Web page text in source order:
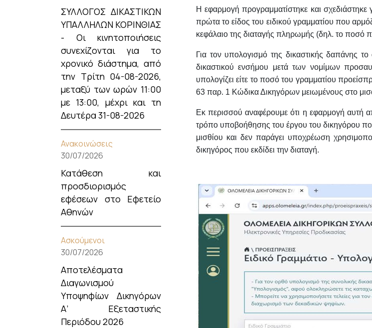
ΣΥΛΛΟΓΟΣ ΔΙΚΑΣΤΙΚΩΝ
ΥΠΑΛΛΗΛΩΝ ΚΟΡΙΝΘΙΑΣ
- Οι κινητοποιήσεις
συνεχίζονται για το
χρονικό διάστημα, από
την Τρίτη 04-08-2026,
μεταξύ των ωρών 11:00
με 13:00, μέχρι και τη
Δευτέρα 31-08-2026
Ανακοινώσεις
30/07/2026
Κατάθεση και
προσδιορισμός
εφέσεων στο Εφετείο
Αθηνών
Ασκούμενοι
30/07/2026
Αποτελέσματα
Διαγωνισμού
Υποψηφίων Δικηγόρων
Α’ Εξεταστικής
Περιόδου 2026
Η εφαρμογή προγραμματίστηκε και
πρώτα το είδος του ειδικού γραμματίου που
κεφάλαιο της διαταγής πληρωμής (δηλ. το ποσό
Για τον υπολογισμό της δικαστικής δαπάνης
δικαστικού ενσήμου μετά των νομίμων
υπολογίζει είτε το ποσό του γραμματίου
63 παρ. 1 Κώδικα Δικηγόρων μειωμένους στο
Εκ περισσού αναφέρουμε ότι η εφαρμογή αυτή
τρόπο υποβοήθησης του έργου του δικηγόρου
μισθίου και δεν παράγει υποχρέωση
δικηγόρος που εκδίδει την διαταγή.